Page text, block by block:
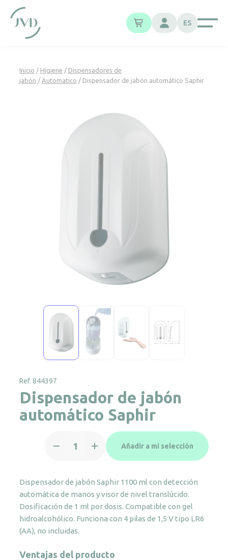
ES
Inicio / Higiene / Dispensadores de
jabón / Automatico / Dispensador de jabón automático Saphir
Ref. 844397
Dispensador de jabón
automático Saphir
Saphir
cantidad
Añadir a mi selección
Dispensador de jabón Saphir 1100 ml con detección
automática de manos y visor de nivel translúcido.
Dosificación de 1 ml por dosis. Compatible con gel
hidroalcohólico. Funciona con 4 pilas de 1,5 V tipo LR6
(AA), no incluidas.
Ventajas del producto
Panel de gestión de cookies